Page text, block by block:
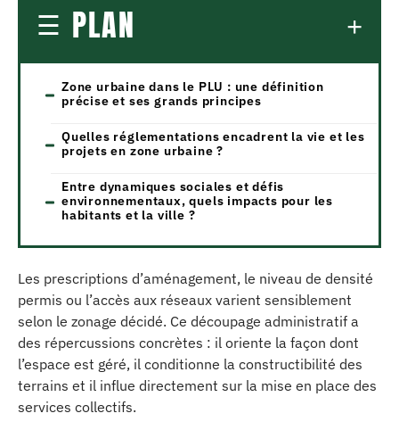
PLAN
Zone urbaine dans le PLU : une définition
précise et ses grands principes
Quelles réglementations encadrent la vie et les
projets en zone urbaine ?
Entre dynamiques sociales et défis
environnementaux, quels impacts pour les
habitants et la ville ?
Les prescriptions d’aménagement, le niveau de densité
permis ou l’accès aux réseaux varient sensiblement
selon le zonage décidé. Ce découpage administratif a
des répercussions concrètes : il oriente la façon dont
l’espace est géré, il conditionne la constructibilité des
terrains et il influe directement sur la mise en place des
services collectifs.